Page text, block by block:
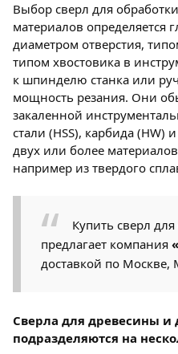
Выбор сверл для
материалов определяется
диаметром отверстия,
типом хвостовика в
к шпинделю станка или
мощность резания. Они
закаленной
стали (HSS), карбида (HW)
двух или более
например из твердого
Купить сверл
предлагает компания
доставкой по Москве,
Сверла для древесины и
подразделяются на